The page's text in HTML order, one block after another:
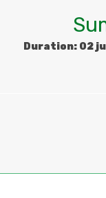
Duration: 02